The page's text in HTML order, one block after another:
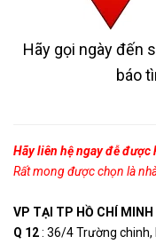
Hãy gọi ngày đến
báo
Hãy liên hệ ngay đễ
Rất mong được chọn là
VP TẠI TP HỒ CHÍ MINH
Q 12: 36/4 Trường chinh,